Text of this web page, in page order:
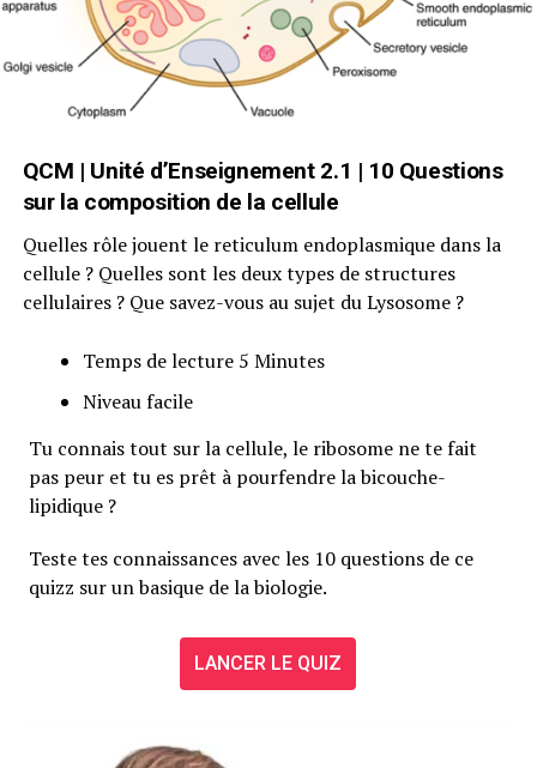
QCM | Unité d’Enseignement 2.1 | 10 Questions
sur la composition de la cellule
Quelles rôle jouent le reticulum endoplasmique dans la
cellule ? Quelles sont les deux types de structures
cellulaires ? Que savez-vous au sujet du Lysosome ?
Temps de lecture 5 Minutes
Niveau facile
Tu connais tout sur la cellule, le ribosome ne te fait
pas peur et tu es prêt à pourfendre la bicouche-
lipidique ?
Teste tes connaissances avec les 10 questions de ce
quizz sur un basique de la biologie.
LANCER LE QUIZ